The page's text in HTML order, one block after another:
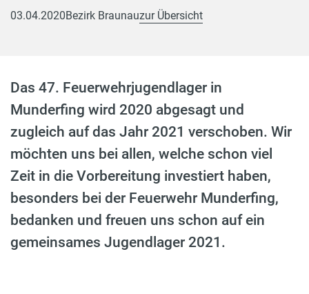
03.04.2020Bezirk Braunauzur Übersicht
Das 47. Feuerwehrjugendlager in
Munderfing wird 2020 abgesagt und
zugleich auf das Jahr 2021 verschoben. Wir
möchten uns bei allen, welche schon viel
Zeit in die Vorbereitung investiert haben,
besonders bei der Feuerwehr Munderfing,
bedanken und freuen uns schon auf ein
gemeinsames Jugendlager 2021.